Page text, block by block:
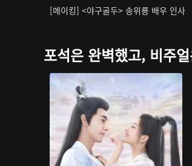
[메이킹] <야구골두> 송위룡 배우 인사
포석은 완벽했고, 비주